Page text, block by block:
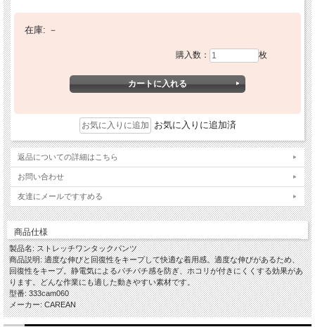
在庫: －
購入数： 枚
お気に入りに追加済
返品についての詳細はこちら
お問い合わせ
友達にメールですすめる
商品仕様
製品名: ストレッチワンタックパンツ
商品説明: 適度な伸びと回復性をキープして快適な着用感。適度な伸びがあるため、
回復性をキープ。静電気によるパチパチ感を防ぎ、ホコリが付きにくくする効果があ
ります。どんな作業にも適した動きやすい素材です。
型番: 333cam060
メーカー: CAREAN